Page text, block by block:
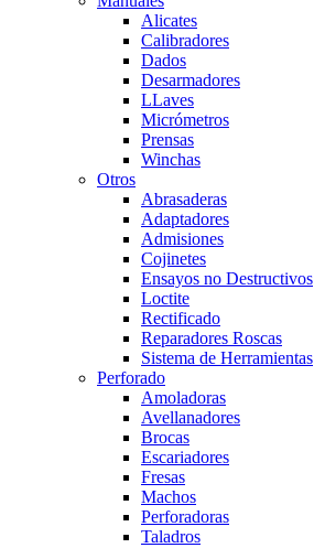
Alicates
Calibradores
Dados
Desarmadores
LLaves
Micrómetros
Prensas
Winchas
Otros
Abrasaderas
Adaptadores
Admisiones
Cojinetes
Ensayos no Destructivos
Loctite
Rectificado
Reparadores Roscas
Sistema de Herramientas
Perforado
Amoladoras
Avellanadores
Brocas
Escariadores
Fresas
Machos
Perforadoras
Taladros